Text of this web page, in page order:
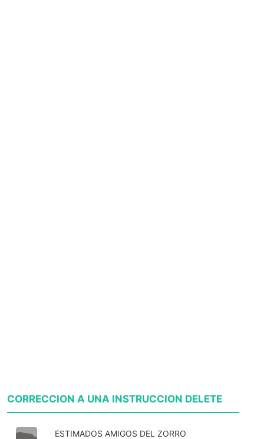
CORRECCION A UNA INSTRUCCION DELETE
ESTIMADOS AMIGOS DEL ZORRO